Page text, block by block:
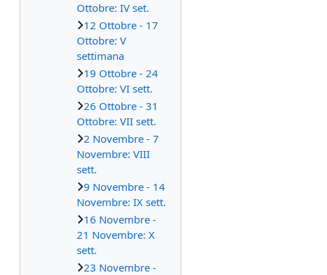
Ottobre: IV set.
12 Ottobre - 17
Ottobre: V
settimana
19 Ottobre - 24
Ottobre: VI sett.
26 Ottobre - 31
Ottobre: VII sett.
2 Novembre - 7
Novembre: VIII
sett.
9 Novembre - 14
Novembre: IX sett.
16 Novembre -
21 Novembre: X
sett.
23 Novembre -